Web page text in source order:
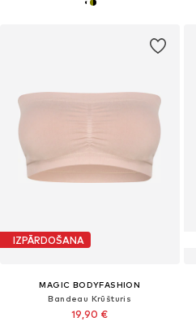
IZPĀRDOŠANA
MAGIC BODYFASHION
Bandeau Krūšturis
19,90 €